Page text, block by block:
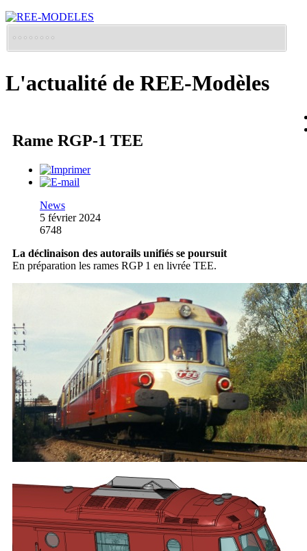
L'actualité de REE-Modèles
Rame RGP-1 TEE
News
5 février 2024
6748
La déclinaison des autorails unifiés se poursuit
En préparation les rames RGP 1 en livrée TEE.